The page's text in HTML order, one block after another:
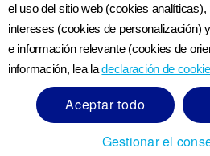
Los niños pequeños pueden
desarrollo de vez en cuando.
que están abrumados con la
que están atravesando o puede
cambio, como la llegada de un
el uso del sitio web (cookies
intereses (cookies de personalización)
e información relevante (cookies de
información, lea ladeclaración de
Aceptar todo
Gestionar el